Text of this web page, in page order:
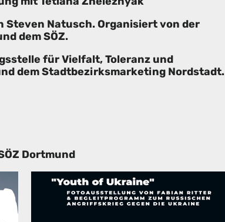
Natusch. Organisiert von der
dem SÖZ.
für Vielfalt, Toleranz und
dem Stadtbezirksmarketing Nordstadt.
Dortmund